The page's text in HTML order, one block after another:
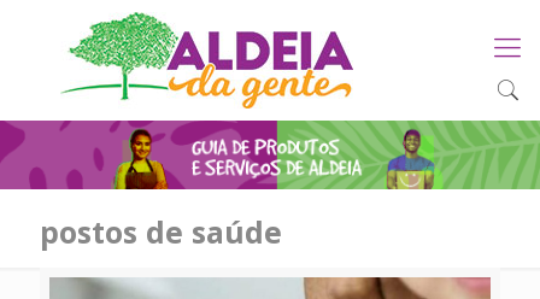
postos de saúde